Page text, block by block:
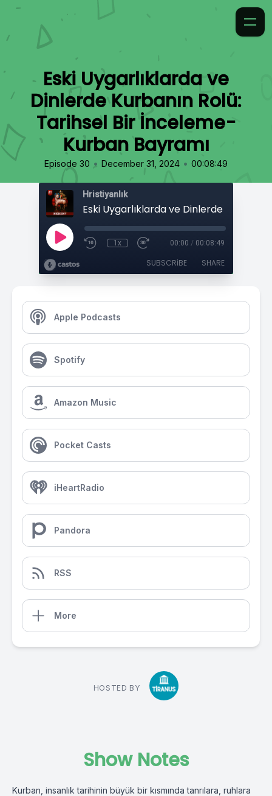
Eski Uygarlıklarda ve
Dinlerde Kurbanın Rolü:
Tarihsel Bir İnceleme-
Kurban Bayramı
Episode 30 • December 31, 2024 • 00:08:49
Hristiyanlık
1x 00:00 / 00:08:49
SUBSCRIBE SHARE
Apple Podcasts
Spotify
Amazon Music
Pocket Casts
iHeartRadio
Pandora
RSS
More
HOSTED BY
Show Notes
Kurban, insanlık tarihinin büyük bir kısmında tanrılara, ruhlara